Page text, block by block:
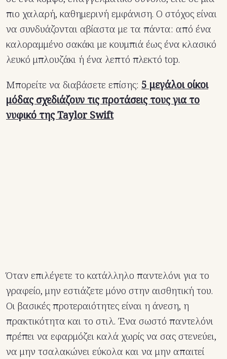
πιο χαλαρή, καθημερινή εμφάνιση. Ο στόχος είναι
να συνδυάζονται αβίαστα με τα πάντα: από ένα
καλοραμμένο σακάκι με κουμπιά έως ένα κλασικό
λευκό μπλουζάκι ή ένα λεπτό πλεκτό top.
Μπορείτε να διαβάσετε επίσης: 5 μεγάλοι οίκοι
μόδας σχεδιάζουν τις προτάσεις τους για το
νυφικό της Taylor Swift
Όταν επιλέγετε το κατάλληλο παντελόνι για το
γραφείο, μην εστιάζετε μόνο στην αισθητική του.
Οι βασικές προτεραιότητες είναι η άνεση, η
πρακτικότητα και το στιλ. Ένα σωστό παντελόνι
πρέπει να εφαρμόζει καλά χωρίς να σας στενεύει,
να μην τσαλακώνει εύκολα και να μην απαιτεί